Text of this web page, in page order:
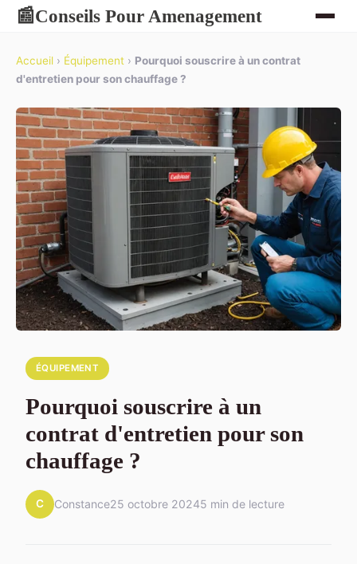
📰Conseils Pour Amenagement
Accueil › Équipement › Pourquoi souscrire à un contrat
d'entretien pour son chauffage ?
ÉQUIPEMENT
Pourquoi souscrire à un
contrat d'entretien pour son
chauffage ?
C Constance25 octobre 20245 min de lecture